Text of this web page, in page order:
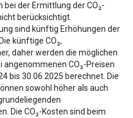
der Ermittlung der CO₂-
berücksichtigt.
sind künftig Erhöhungen der
künftige CO₂,
daher werden die möglichen
angenommenen CO₂-Preisen
bis 30.06.2025 berechnet. Die
sowohl höher als auch
Die CO₂-Kosten sind beim